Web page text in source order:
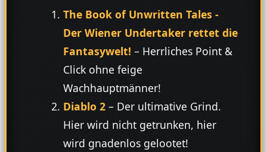
The Book of Unwritten Tales -
Der Wiener Undertaker rettet die
Fantasywelt! – Herrliches Point &
Click ohne feige
Wachhauptmänner!
Diablo 2 – Der ultimative Grind.
Hier wird nicht getrunken, hier
wird gnadenlos gelootet!